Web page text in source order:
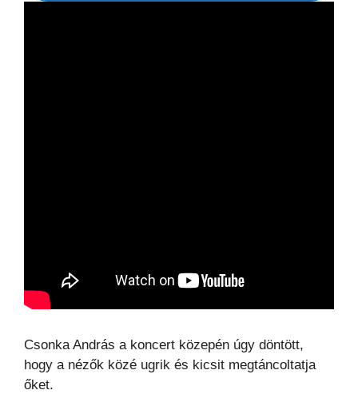
Csonka András a koncert közepén úgy döntött,
hogy a nézők közé ugrik és kicsit megtáncoltatja
őket.